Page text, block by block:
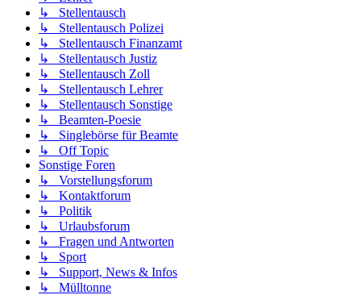
↳ Stellentausch
↳ Stellentausch Polizei
↳ Stellentausch Finanzamt
↳ Stellentausch Justiz
↳ Stellentausch Zoll
↳ Stellentausch Lehrer
↳ Stellentausch Sonstige
↳ Beamten-Poesie
↳ Singlebörse für Beamte
↳ Off Topic
Sonstige Foren
↳ Vorstellungsforum
↳ Kontaktforum
↳ Politik
↳ Urlaubsforum
↳ Fragen und Antworten
↳ Sport
↳ Support, News & Infos
↳ Mülltonne